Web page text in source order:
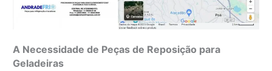
A Necessidade de Peças de Reposição para
Geladeiras